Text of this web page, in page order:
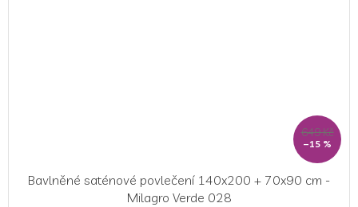
649 Kč
–15 %
Bavlněné saténové povlečení 140x200 + 70x90 cm -
Milagro Verde 028